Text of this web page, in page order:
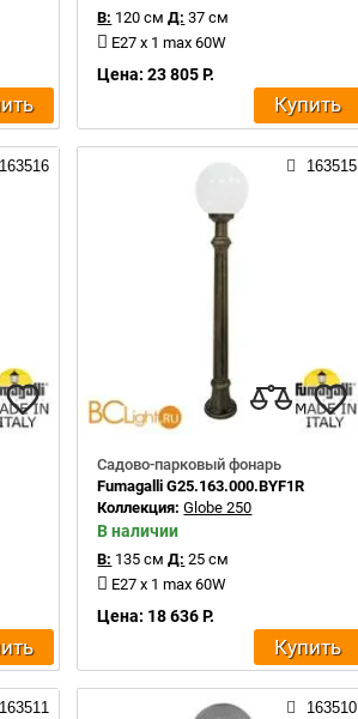
В: 120 см Д: 37 см
E27 x 1 max 60W
Цена: 23 805 Р.
Купить
163516 163515
Садово-парковый фонарь
Fumagalli G25.163.000.BYF1R
Коллекция:Globe 250
В наличии
В: 135 см Д: 25 см
E27 x 1 max 60W
Цена: 18 636 Р.
Купить
163511 163510